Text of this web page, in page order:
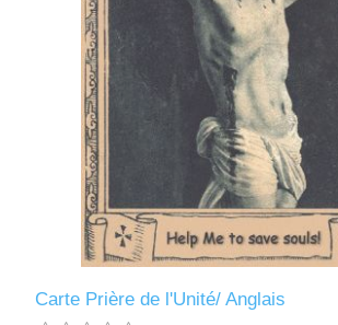
Carte Prière de l'Unité/ Anglais